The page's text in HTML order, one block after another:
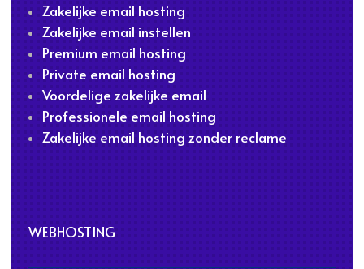
Zakelijke email hosting
Zakelijke email instellen
Premium email hosting
Private email hosting
Voordelige zakelijke email
Professionele email hosting
Zakelijke email hosting zonder reclame
WEBHOSTING